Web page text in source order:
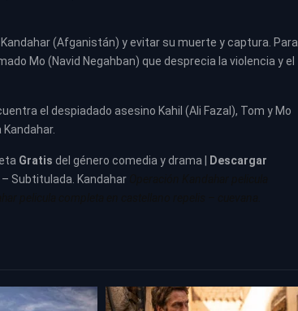
(Afganistán) y evitar su muerte y captura. Para
Mo (Navid Negahban) que desprecia la violencia y el
el despiadado asesino Kahil (Ali Fazal), Tom y Mo
Gratis del género comedia y drama |
Descargar
– Subtitulada. Kandahar